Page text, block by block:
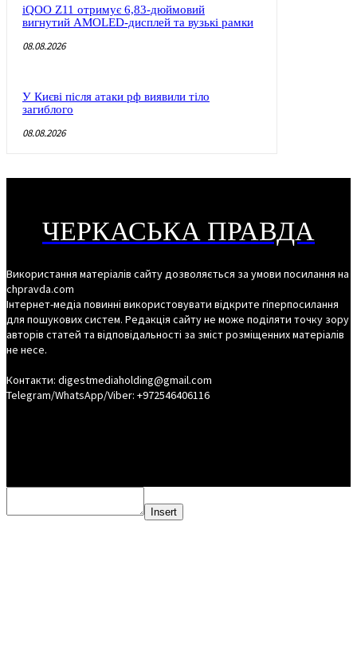
iQOO Z11 отримує 6,83-дюймовий
вигнутий AMOLED-дисплей та вузькі рамки
08.08.2026
У Києві після атаки рф виявили тіло
загиблого
08.08.2026
ЧЕРКАСЬКА ПРАВДА
Використання матеріалів сайту дозволяється за умови посилання на
chpravda.com
Інтернет-медіа повинні використовувати відкрите гіперпосилання
для пошукових систем. Редакція сайту не може поділяти точку зору
авторів статей та відповідальності за зміст розміщенних матеріалів
не несе.
Контакти: digestmediaholding@gmail.com
Telegram/WhatsApp/Viber: +972546406116
Insert